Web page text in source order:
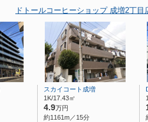
ドトールコーヒーショップ 成増2丁
スカイコート成増
1K/17.43㎡
4.9万円
約1161m／15分